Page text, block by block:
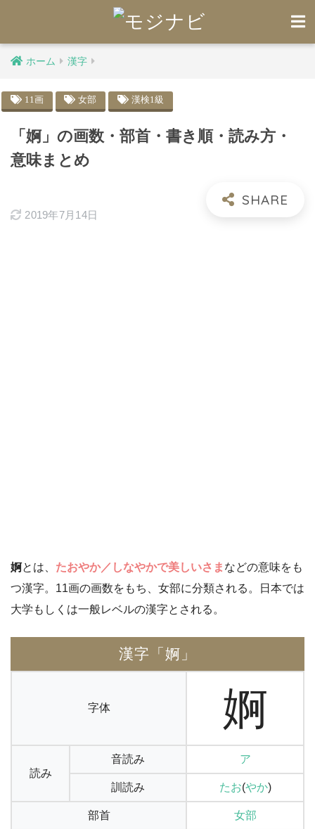
ホーム 漢字
11画 女部 漢検1級
「婀」の画数・部首・書き順・読み方・
意味まとめ
2019年7月14日
婀とは、 たおやか／しなやかで美しいさま などの意味をも
つ漢字。11画の画数をもち、女部に分類される。日本では
大学もしくは一般レベルの漢字とされる。
漢字「婀」
字体 婀
読み
音読み ア
訓読み たお(やか)
部首 女部